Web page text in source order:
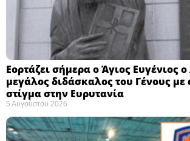
Εορτάζει σήμερα ο Άγιος Ευγένιος
μεγάλος διδάσκαλος του Γένους με
στίγμα στην Ευρυτανία
5 Αυγούστου 2026